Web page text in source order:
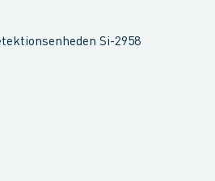
Si-2958